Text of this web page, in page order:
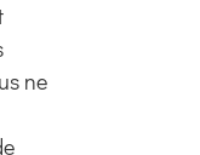
ne